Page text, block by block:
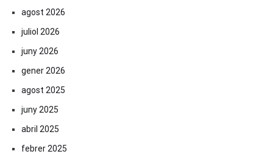
agost 2026
juliol 2026
juny 2026
gener 2026
agost 2025
juny 2025
abril 2025
febrer 2025